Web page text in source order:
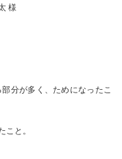
様
分が多く、ためになったこ
と。